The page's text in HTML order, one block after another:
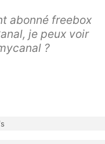
abonné freebox
je peux voir
?